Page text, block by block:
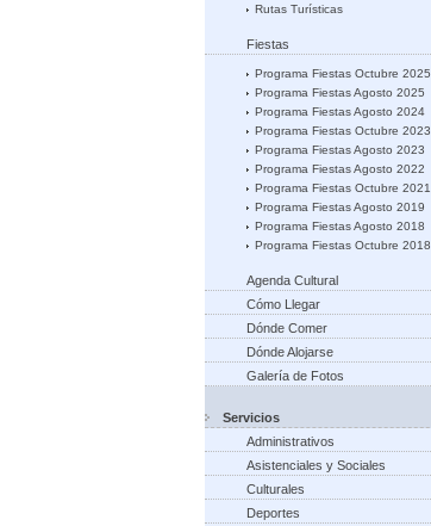
Rutas Turísticas
Fiestas
Programa Fiestas Octubre 2025
Programa Fiestas Agosto 2025
Programa Fiestas Agosto 2024
Programa Fiestas Octubre 2023
Programa Fiestas Agosto 2023
Programa Fiestas Agosto 2022
Programa Fiestas Octubre 2021
Programa Fiestas Agosto 2019
Programa Fiestas Agosto 2018
Programa Fiestas Octubre 2018
Agenda Cultural
Cómo Llegar
Dónde Comer
Dónde Alojarse
Galería de Fotos
Servicios
Administrativos
Asistenciales y Sociales
Culturales
Deportes